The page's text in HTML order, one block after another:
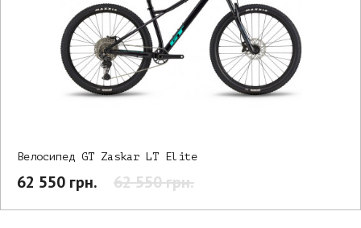
Велосипед GT Zaskar LT Elite
62 550 грн. 62 550 грн.